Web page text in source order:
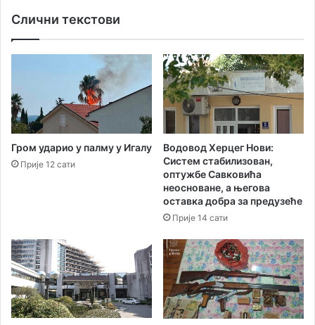
Слични текстови
Гром ударио у палму у Игалу
Прије 12 сати
Водовод Херцег Нови:
Систем стабилизован,
оптужбе Савковића
неосноване, а његова
оставка добра за предузеће
Прије 14 сати